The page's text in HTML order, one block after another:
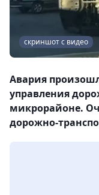
скриншот с видео
Авария
управления
микрорайоне.
дорожно-